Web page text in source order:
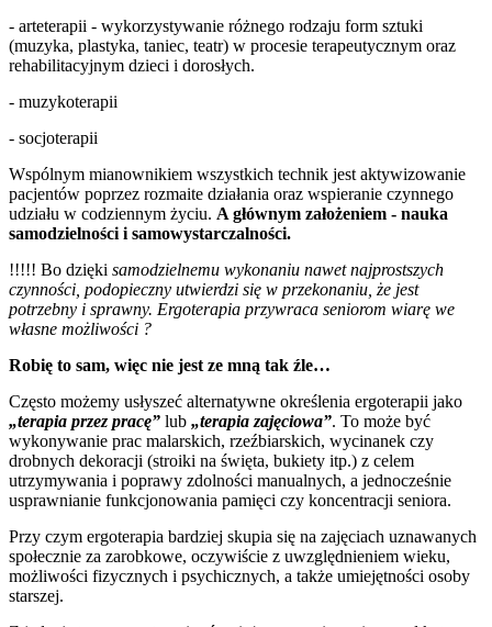
- arteterapii - wykorzystywanie różnego rodzaju form sztuki
(muzyka, plastyka, taniec, teatr) w procesie terapeutycznym oraz
rehabilitacyjnym dzieci i dorosłych.
- muzykoterapii
- socjoterapii
Wspólnym mianownikiem wszystkich technik jest aktywizowanie
pacjentów poprzez rozmaite działania oraz wspieranie czynnego
udziału w codziennym życiu. A głównym założeniem - nauka
samodzielności i samowystarczalności.
!!!!! Bo dzięki samodzielnemu wykonaniu nawet najprostszych
czynności, podopieczny utwierdzi się w przekonaniu, że jest
potrzebny i sprawny. Ergoterapia przywraca seniorom wiarę we
własne możliwości ?
Robię to sam, więc nie jest ze mną tak źle…
Często możemy usłyszeć alternatywne określenia ergoterapii jako
„terapia przez pracę” lub „terapia zajęciowa”. To może być
wykonywanie prac malarskich, rzeźbiarskich, wycinanek czy
drobnych dekoracji (stroiki na święta, bukiety itp.) z celem
utrzymywania i poprawy zdolności manualnych, a jednocześnie
usprawnianie funkcjonowania pamięci czy koncentracji seniora.
Przy czym ergoterapia bardziej skupia się na zajęciach uznawanych
społecznie za zarobkowe, oczywiście z uwzględnieniem wieku,
możliwości fizycznych i psychicznych, a także umiejętności osoby
starszej.